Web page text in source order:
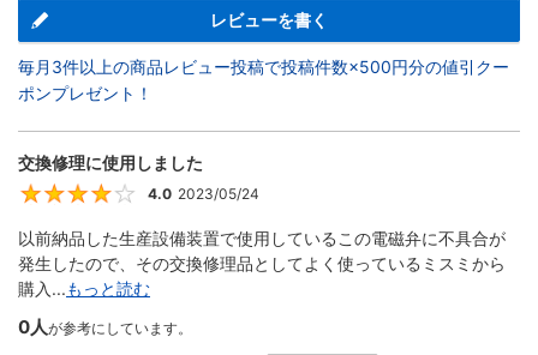
レビューを書く
毎月3件以上の商品レビュー投稿で投稿件数×500円分の値引クー
ポンプレゼント！
交換修理に使用しました
4
4.0 2023/05/24
以前納品した生産設備装置で使用しているこの電磁弁に不具合が
発生したので、その交換修理品としてよく使っているミスミから
購入...もっと読む
0人が参考にしています。